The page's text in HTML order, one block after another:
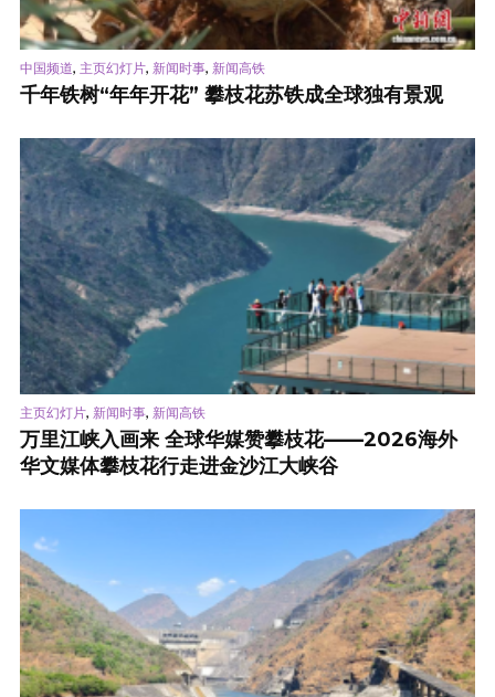
中国频道, 主页幻灯片, 新闻时事, 新闻高铁
千年铁树“年年开花” 攀枝花苏铁成全球独有景观
主页幻灯片, 新闻时事, 新闻高铁
万里江峡入画来 全球华媒赞攀枝花——2026海外
华文媒体攀枝花行走进金沙江大峡谷